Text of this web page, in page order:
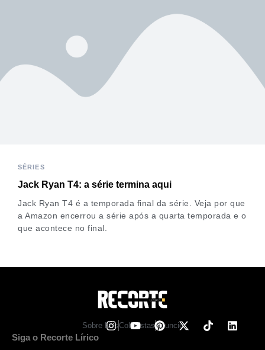
SÉRIES
Jack Ryan T4: a série termina aqui
Jack Ryan T4 é a temporada final da série. Veja por que
a Amazon encerrou a série após a quarta temporada e o
que acontece no final.
Sobre NosColunistasAnuncie
Siga o Recorte Lírico